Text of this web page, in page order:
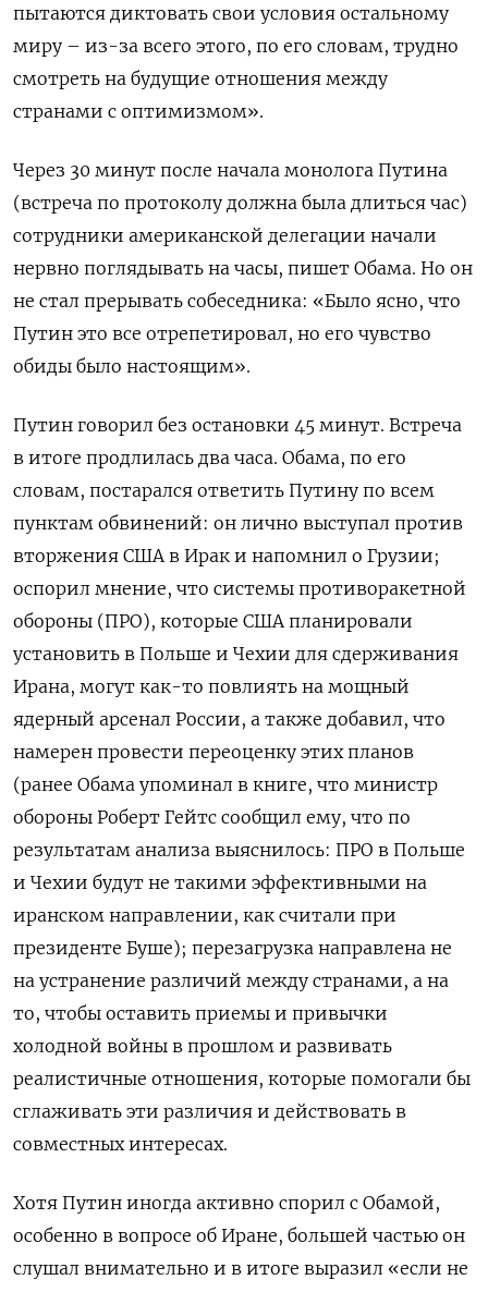
пытаются диктовать свои условия остальному
миру – из-за всего этого, по его словам, трудно
смотреть на будущие отношения между
странами с оптимизмом».
Через 30 минут после начала монолога Путина
(встреча по протоколу должна была длиться час)
сотрудники американской делегации начали
нервно поглядывать на часы, пишет Обама. Но он
не стал прерывать собеседника: «Было ясно, что
Путин это все отрепетировал, но его чувство
обиды было настоящим».
Путин говорил без остановки 45 минут. Встреча
в итоге продлилась два часа. Обама, по его
словам, постарался ответить Путину по всем
пунктам обвинений: он лично выступал против
вторжения США в Ирак и напомнил о Грузии;
оспорил мнение, что системы противоракетной
обороны (ПРО), которые США планировали
установить в Польше и Чехии для сдерживания
Ирана, могут как-то повлиять на мощный
ядерный арсенал России, а также добавил, что
намерен провести переоценку этих планов
(ранее Обама упоминал в книге, что министр
обороны Роберт Гейтс сообщил ему, что по
результатам анализа выяснилось: ПРО в Польше
и Чехии будут не такими эффективными на
иранском направлении, как считали при
президенте Буше); перезагрузка направлена не
на устранение различий между странами, а на
то, чтобы оставить приемы и привычки
холодной войны в прошлом и развивать
реалистичные отношения, которые помогали бы
сглаживать эти различия и действовать в
совместных интересах.
Хотя Путин иногда активно спорил с Обамой,
особенно в вопросе об Иране, большей частью он
слушал внимательно и в итоге выразил «если не